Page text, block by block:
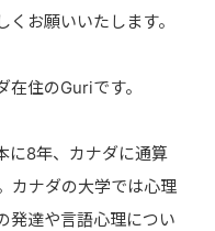
お願いいたします。
在住のGuriです。
に8年、カナダに通算
カナダの大学では心理
発達や言語心理につい